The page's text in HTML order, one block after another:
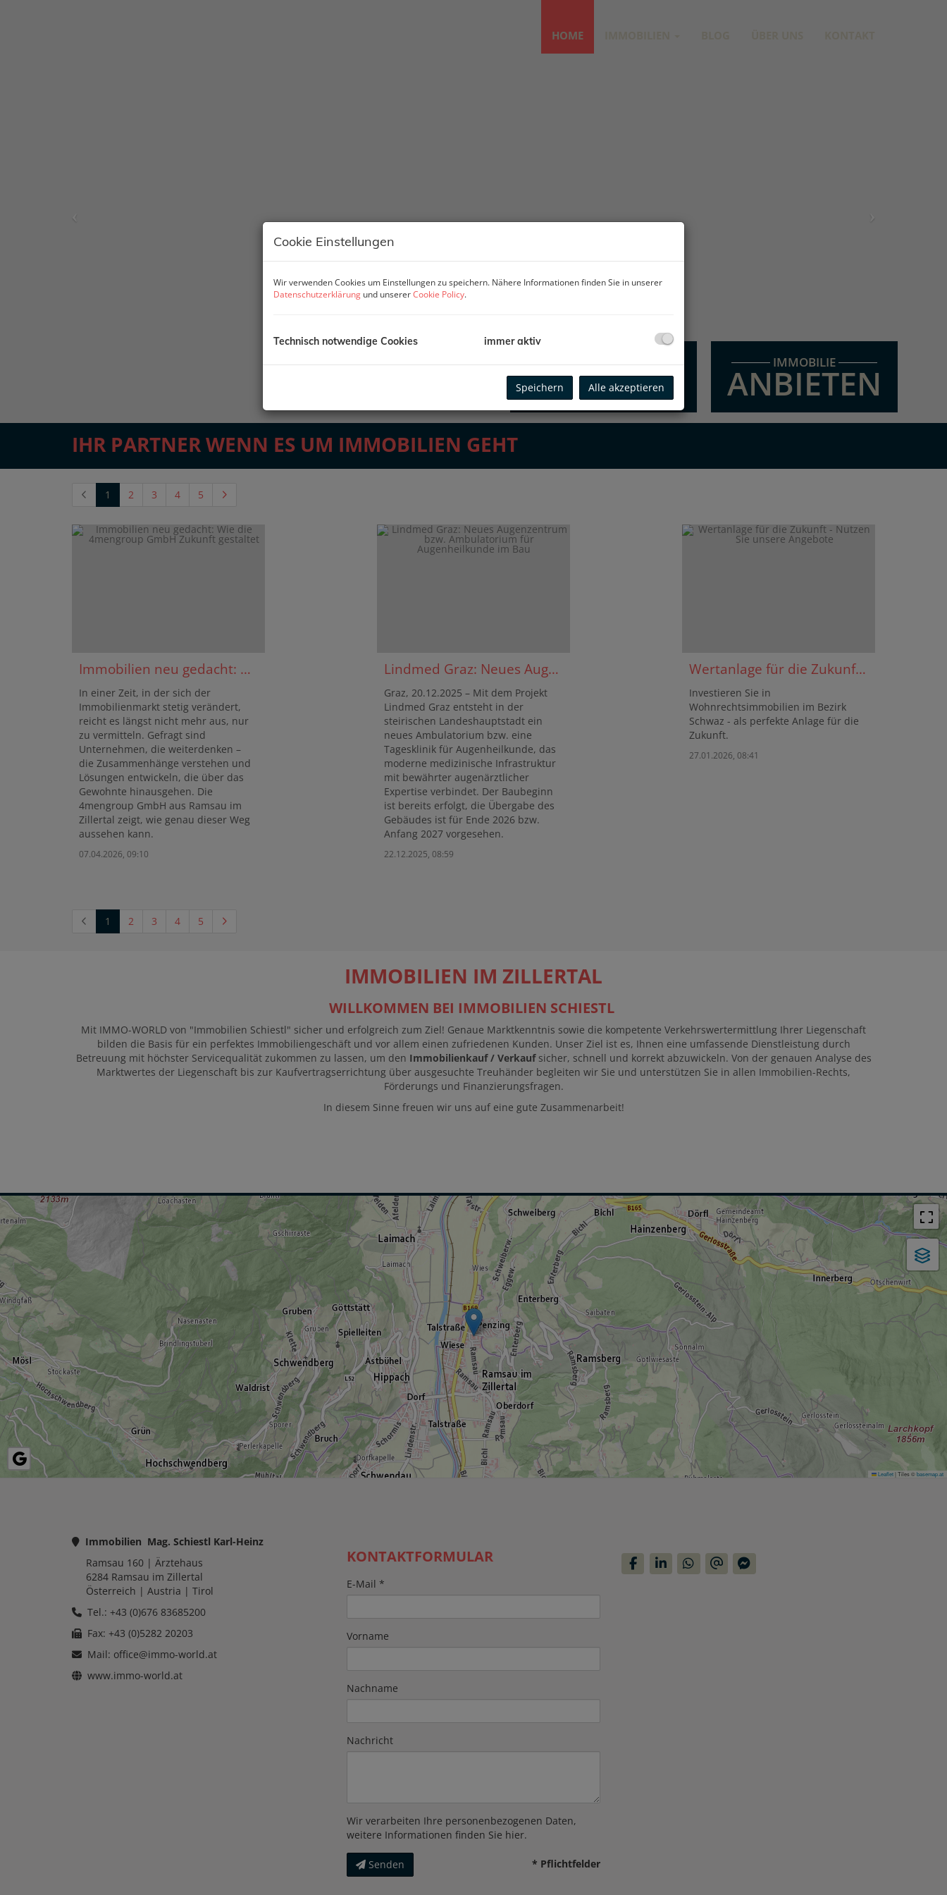
HOME
IMMOBILIE
SUCHEN IMMOBILIE
ANBIETEN
IHR PARTNER WENN ES UM IMMOBILIEN GEHT
1 (current)
2 3 4 5
Immobilien neu gedacht: Wie die 4mengroup GmbH Zukunft gestaltet
In einer Zeit, in der sich der
Immobilienmarkt stetig verändert,
reicht es längst nicht mehr aus, nur
zu vermitteln. Gefragt sind
Unternehmen, die weiterdenken –
die Zusammenhänge verstehen und
Lösungen entwickeln, die über das
Gewohnte hinausgehen. Die
4mengroup GmbH aus Ramsau im
Zillertal zeigt, wie genau dieser Weg
aussehen kann.
07.04.2026, 09:10
Lindmed Graz: Neues Augenzentrum bzw. Ambulatorium für Augenheilkunde im Bau
Graz, 20.12.2025 – Mit dem Projekt
Lindmed Graz entsteht in der
steirischen Landeshauptstadt ein
neues Ambulatorium bzw. eine
Tagesklinik für Augenheilkunde, das
moderne medizinische Infrastruktur
mit bewährter augenärztlicher
Expertise verbindet. Der Baubeginn
ist bereits erfolgt, die Übergabe des
Gebäudes ist für Ende 2026 bzw.
Anfang 2027 vorgesehen.
22.12.2025, 08:59
Wertanlage für die Zukunft - Nutzen Sie unsere Angebote
Investieren Sie in
Wohnrechtsimmobilien im Bezirk
Schwaz - als perfekte Anlage für die
Zukunft.
27.01.2026, 08:41
1 (current)
2 3 4 5
IMMOBILIEN IM ZILLERTAL
WILLKOMMEN BEI IMMOBILIEN SCHIESTL
Mit IMMO-WORLD von "Immobilien Schiestl" sicher und erfolgreich zum Ziel! Genaue Marktkenntnis sowie die kompetente Verkehrswertermittlung Ihrer Liegenschaft
bilden die Basis für ein perfektes Immobiliengeschäft und vor allem einen zufriedenen Kunden. Unser Ziel ist es, Ihnen eine umfassende Dienstleistung durch
Betreuung mit höchster Servicequalität zukommen zu lassen, um den Immobilienkauf / Verkaufsicher, schnell und korrekt abzuwickeln. Von der genauen Analyse des
Marktwertes der Liegenschaft bis zur Kaufvertragserrichtung über ausgesuchte Treuhänder begleiten wir Sie und unterstützen Sie in allen Immobilien-Rechts,
Förderungs und Finanzierungsfragen.
In diesem Sinne freuen wir uns auf eine gute Zusammenarbeit!
Leaflet| Tiles ©basemap.at
Immobilien Mag. Schiestl Karl-Heinz
Ramsau 160 | Ärztehaus
6284 Ramsau im Zillertal
Österreich | Austria | Tirol
Tel.: +43 (0)676 83685200
Fax: +43 (0)5282 20203
Mail: office@immo-world.at
www.immo-world.at
KONTAKTFORMULAR
E-Mail
Vorname
Nachname
Nachricht
Wir verarbeiten Ihre personenbezogenen Daten,
weitere Informationen finden Sie hier.
Senden * Pflichtfelder
Cookie Einstellungen
Wir verwenden Cookies um Einstellungen zu speichern. Nähere Informationen finden Sie in unserer
Datenschutzerklärung und unsererCookie Policy.
Technisch notwendige Cookies immer aktiv
Speichern Alle akzeptieren